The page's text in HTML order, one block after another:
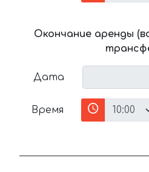
Окончание аренды
Дата
Время